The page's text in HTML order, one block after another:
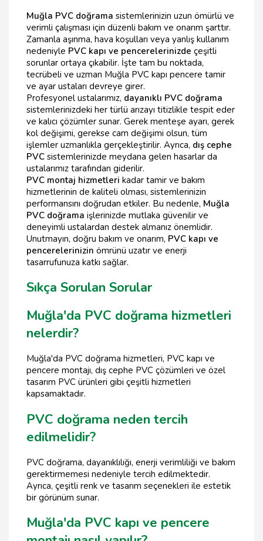
Muğla PVC doğrama sistemlerinizin uzun ömürlü ve
verimli çalışması için düzenli bakım ve onarım şarttır.
Zamanla aşınma, hava koşulları veya yanlış kullanım
nedeniyle PVC kapı ve pencerelerinizde çeşitli
sorunlar ortaya çıkabilir. İşte tam bu noktada,
tecrübeli ve uzman Muğla PVC kapı pencere tamir
ve ayar ustaları devreye girer.
Profesyonel ustalarımız, dayanıklı PVC doğrama
sistemlerinizdeki her türlü arızayı titizlikle tespit eder
ve kalıcı çözümler sunar. Gerek menteşe ayarı, gerek
kol değişimi, gerekse cam değişimi olsun, tüm
işlemler uzmanlıkla gerçekleştirilir. Ayrıca, dış cephe
PVC sistemlerinizde meydana gelen hasarlar da
ustalarımız tarafından giderilir.
PVC montaj hizmetleri kadar tamir ve bakım
hizmetlerinin de kaliteli olması, sistemlerinizin
performansını doğrudan etkiler. Bu nedenle, Muğla
PVC doğrama işlerinizde mutlaka güvenilir ve
deneyimli ustalardan destek almanız önemlidir.
Unutmayın, doğru bakım ve onarım, PVC kapı ve
pencerelerinizin ömrünü uzatır ve enerji
tasarrufunuza katkı sağlar.
Sıkça Sorulan Sorular
Muğla'da PVC doğrama hizmetleri
nelerdir?
Muğla'da PVC doğrama hizmetleri, PVC kapı ve
pencere montajı, dış cephe PVC çözümleri ve özel
tasarım PVC ürünleri gibi çeşitli hizmetleri
kapsamaktadır.
PVC doğrama neden tercih
edilmelidir?
PVC doğrama, dayanıklılığı, enerji verimliliği ve bakım
gerektirmemesi nedeniyle tercih edilmektedir.
Ayrıca, çeşitli renk ve tasarım seçenekleri ile estetik
bir görünüm sunar.
Muğla'da PVC kapı ve pencere